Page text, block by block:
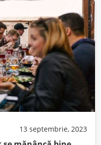
13 septembrie, 2023